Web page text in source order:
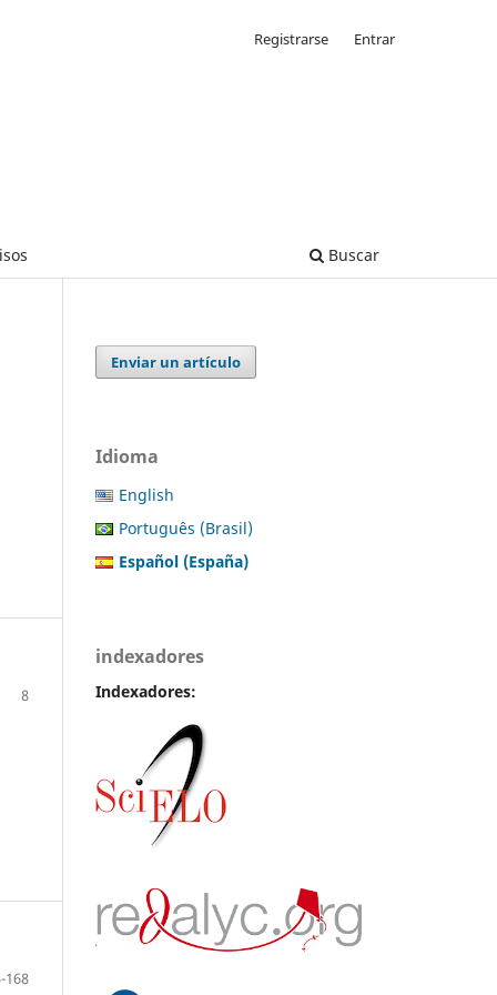
Buscar
Registrarse Entrar
8
168
Enviar un artículo
Idioma
English
Português (Brasil)
Español (España)
indexadores
Indexadores: